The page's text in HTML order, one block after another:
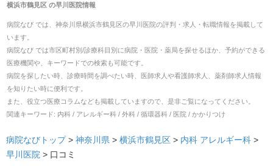
横浜市鶴見区の早川医院情報
病院なび では、 神奈川県横浜市鶴見区の早川医院の評判・求人・転職情報を掲載して
います。
病院なび では市区町村別/診療科目別に病院・医院・薬局を探せるほか、予約ができる
医療機関や、キーワードでの検索も可能です。
病院を探したい時、診療時間を調べたい時、医師求人や看護師求人、薬剤師求人情報
を知りたい時に便利です。
また、役立つ医療コラムなども掲載していますので、是非ご覧になってください。
関連キーワード: 内科 / アレルギー科 / 外科 / 循環器科 / 医院 / かかりつけ
病院なびトップ > 神奈川県 > 横浜市鶴見区 > 内科 アレルギー科 >
早川医院 > 口コミ